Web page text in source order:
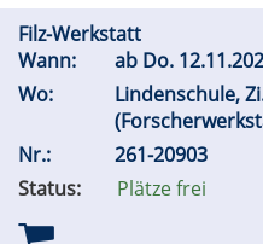
Filz-Werkstatt
Wann:
ab Do.
Wo:
Lindenschule,
Nr.:
261-20903
Status:
Plätze frei